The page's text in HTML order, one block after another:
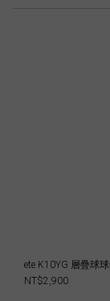
ete K10YG 層疊球
NT$2,900